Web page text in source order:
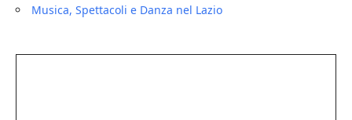
Musica, Spettacoli e Danza nel Lazio